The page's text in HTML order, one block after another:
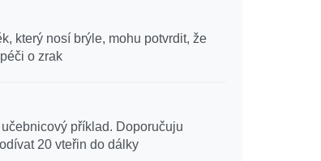
který nosí brýle, mohu potvrdit, že
o zrak
příklad. Doporučuju
20 vteřin do dálky